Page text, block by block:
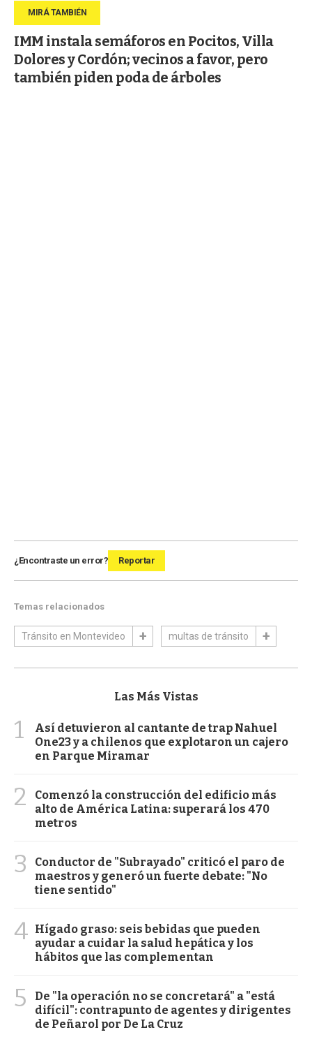
IMM instala semáforos en Pocitos, Villa
Dolores y Cordón; vecinos a favor, pero
también piden poda de árboles
¿Encontraste un error? Reportar
Temas relacionados
Tránsito en Montevideo multas de tránsito
Las Más Vistas
1
Así detuvieron al cantante de trap Nahuel
One23 y a chilenos que explotaron un cajero
en Parque Miramar
2
Comenzó la construcción del edificio más
alto de América Latina: superará los 470
metros
3
Conductor de "Subrayado" criticó el paro de
maestros y generó un fuerte debate: "No
tiene sentido"
4 Hígado graso: seis bebidas que pueden
ayudar a cuidar la salud hepática y los
hábitos que las complementan
5
De "la operación no se concretará" a "está
difícil": contrapunto de agentes y dirigentes
de Peñarol por De La Cruz